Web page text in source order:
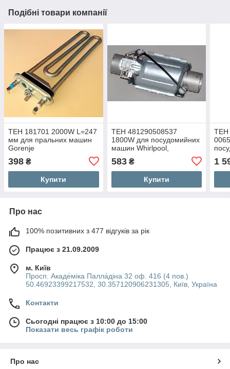
Подібні товари компанії
ТЕН 181701 2000W L=247
мм для пральних машин
Gorenje
398 ₴
Купити
ТЕН 481290508537
1800W для посудомийних
машин Whirlpool,
583₴
Купити
ТЕН
1
Про нас
100% позитивних з 477 відгуків за рік
Працює з 21.09.2009
м. Київ
Просп. Акаде́міка Палла́діна 32 оф. 416 (4 пов.)
50.46923399217532, 30.357120906231305, Київ, Україна
Контакти
Сьогодні працює з 10:00 до 15:00
Показати весь графік роботи
Про нас